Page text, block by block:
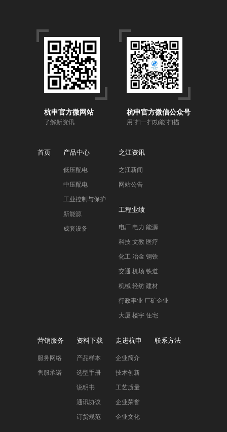
杭申官方微网站
了解新资讯
杭申官方微信公众号
用“扫一扫功能”扫描
首页 产品中心
低压配电
中压配电
工业控制与保护
新能源
成套设备
之江资讯
之江新闻
网站公告
工程业绩
电厂 电力 能源
科技 文教 医疗
化工 冶金 钢铁
交通 机场 铁道
机械 轻纺 建材
行政事业 厂矿企业
大厦 楼宇 住宅
营销服务
服务网络
售服承诺
资料下载
产品样本
选型手册
说明书
通讯协议
订货规范
走进杭申
企业简介
技术创新
工艺质量
企业荣誉
企业文化
联系方法